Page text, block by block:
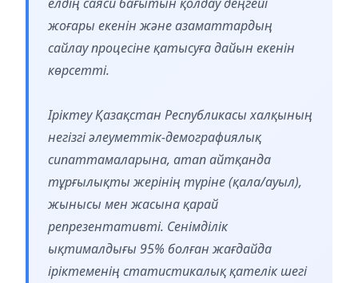
жоғары екенін және азаматтардың
сайлау процесіне қатысуға дайын екенін
көрсетті.
Іріктеу Қазақстан Республикасы халқының
негізгі әлеуметтік-демографиялық
сипаттамаларына, атап айтқанда
тұрғылықты жерінің түріне (қала/ауыл),
жынысы мен жасына қарай
репрезентативті. Сенімділік
ықтималдығы 95% болған жағдайда
іріктеменің статистикалық қателік шегі